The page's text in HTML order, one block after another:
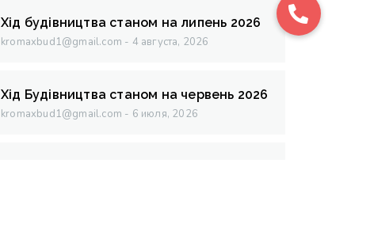
Хід будівництва станом на липень 2026
kromaxbud1@gmail.com 4 августа, 2026
Хід Будівництва станом на червень 2026
kromaxbud1@gmail.com 6 июля, 2026